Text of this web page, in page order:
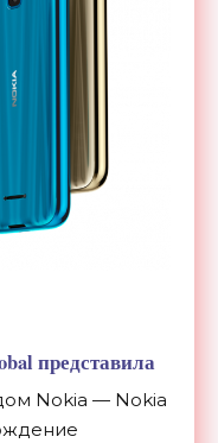
представила
Nokia — Nokia